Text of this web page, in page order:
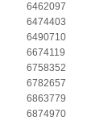
6462097
6474403
6490710
6674119
6758352
6782657
6863779
6874970